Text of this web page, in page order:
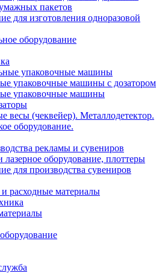
пакетов
для изготовления одноразовой
оборудование
упаковочные машины
упаковочные машины с дозатором
упаковочные машины
весы (чеквейер). Металлодетектор.
оборудование.
рекламы и сувениров
лазерное оборудование, плоттеры
для производства сувениров
расходные материалы